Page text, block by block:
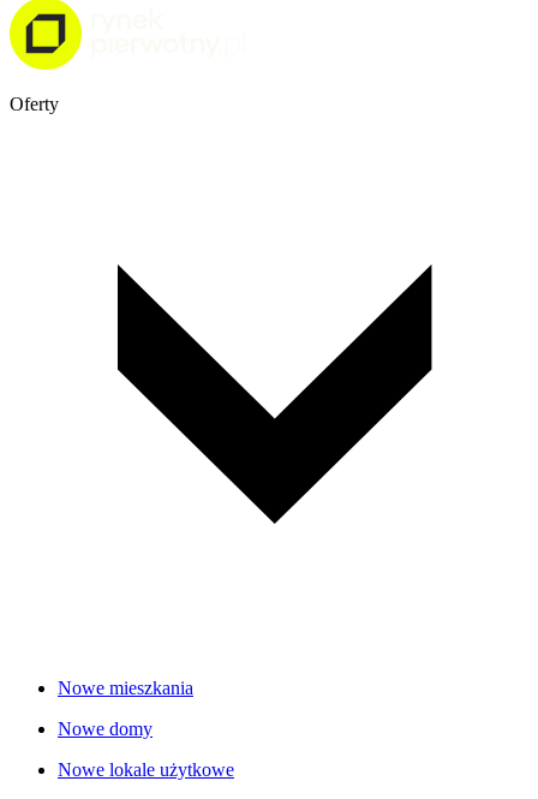
Oferty
Nowe mieszkania
Nowe domy
Nowe lokale użytkowe